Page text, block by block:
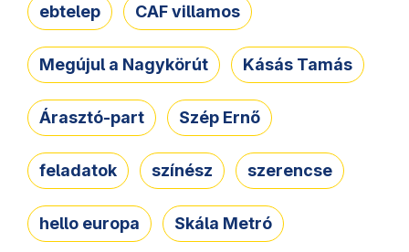
ebtelep CAF villamos
Megújul a Nagykörút Kásás Tamás
Árasztó-part Szép Ernő
feladatok színész szerencse
hello europa Skála Metró